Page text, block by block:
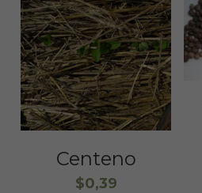
Centeno
$0,39